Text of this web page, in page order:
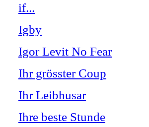
if...
Igby
Igor Levit No Fear
Ihr grösster Coup
Ihr Leibhusar
Ihre beste Stunde